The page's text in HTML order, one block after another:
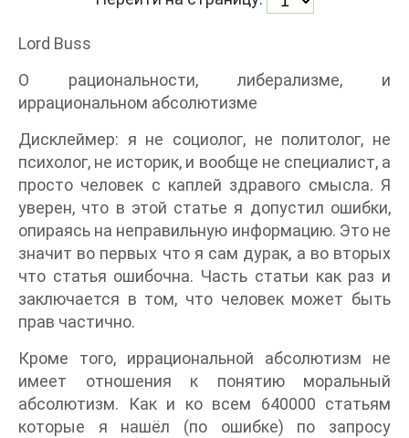
Lord Buss
О рациональности, либерализме, и
иррациональном абсолютизме
Дисклеймер: я не социолог, не политолог, не
психолог, не историк, и вообще не специалист, а
просто человек с каплей здравого смысла. Я
уверен, что в этой статье я допустил ошибки,
опираясь на неправильную информацию. Это не
значит во первых что я сам дурак, а во вторых
что статья ошибочна. Часть статьи как раз и
заключается в том, что человек может быть
прав частично.
Кроме того, иррациональной абсолютизм не
имеет отношения к понятию моральный
абсолютизм. Как и ко всем 640000 статьям
которые я нашёл (по ошибке) по запросу